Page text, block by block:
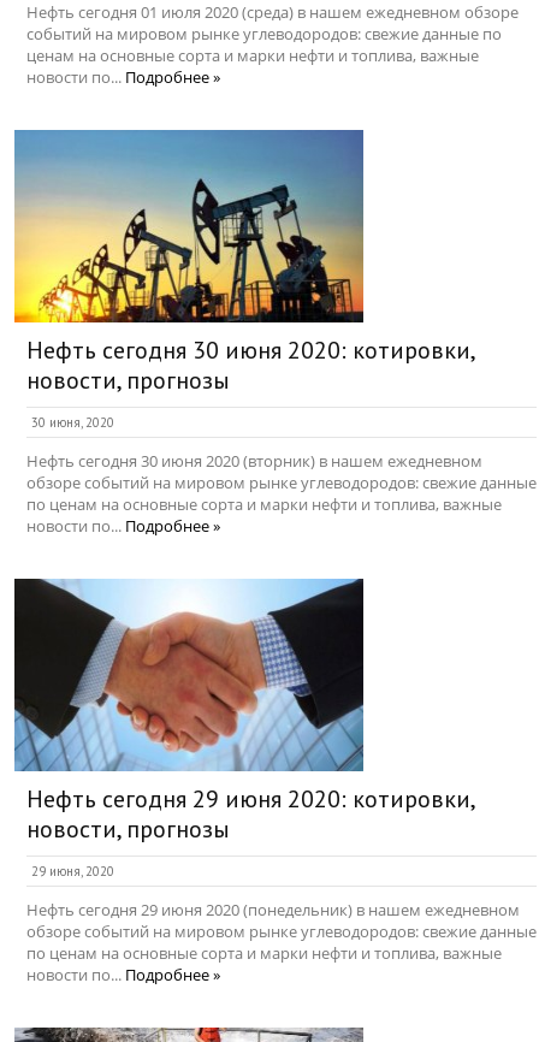
Нефть сегодня 01 июля 2020 (среда) в нашем ежедневном обзоре
событий на мировом рынке углеводородов: свежие данные по
ценам на основные сорта и марки нефти и топлива, важные
новости по... Подробнее »
Нефть сегодня 30 июня 2020: котировки,
новости, прогнозы
30 июня, 2020
Нефть сегодня 30 июня 2020 (вторник) в нашем ежедневном
обзоре событий на мировом рынке углеводородов: свежие данные
по ценам на основные сорта и марки нефти и топлива, важные
новости по... Подробнее »
Нефть сегодня 29 июня 2020: котировки,
новости, прогнозы
29 июня, 2020
Нефть сегодня 29 июня 2020 (понедельник) в нашем ежедневном
обзоре событий на мировом рынке углеводородов: свежие данные
по ценам на основные сорта и марки нефти и топлива, важные
новости по... Подробнее »